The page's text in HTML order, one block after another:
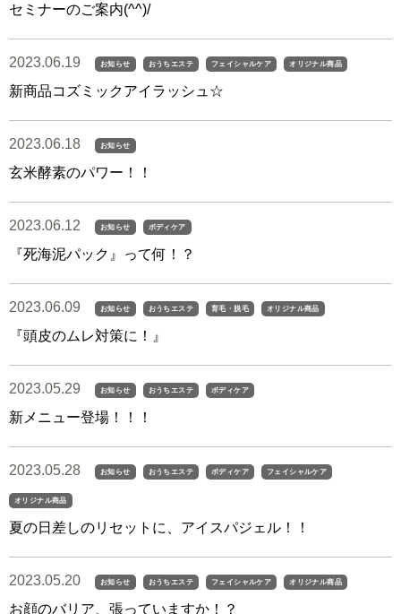
セミナーのご案内(^^)/
2023.06.19 お知らせ おうちエステ フェイシャルケア オリジナル商品
新商品コズミックアイラッシュ☆
2023.06.18 お知らせ
玄米酵素のパワー！！
2023.06.12 お知らせ ボディケア
『死海泥パック』って何！？
2023.06.09 お知らせ おうちエステ 育毛・脱毛 オリジナル商品
『頭皮のムレ対策に！』
2023.05.29 お知らせ おうちエステ ボディケア
新メニュー登場！！！
2023.05.28 お知らせ おうちエステ ボディケア フェイシャルケア
オリジナル商品
夏の日差しのリセットに、アイスパジェル！！
2023.05.20 お知らせ おうちエステ フェイシャルケア オリジナル商品
お顔のバリア、張っていますか！？